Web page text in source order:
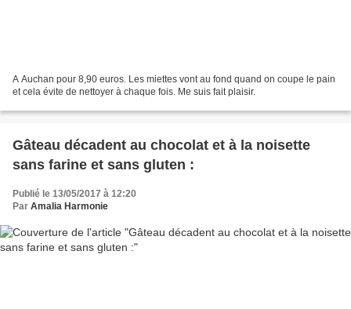
A Auchan pour 8,90 euros. Les miettes vont au fond quand on coupe le pain
et cela évite de nettoyer à chaque fois. Me suis fait plaisir.
Gâteau décadent au chocolat et à la noisette
sans farine et sans gluten :
Publié le 13/05/2017 à 12:20
Par Amalia Harmonie